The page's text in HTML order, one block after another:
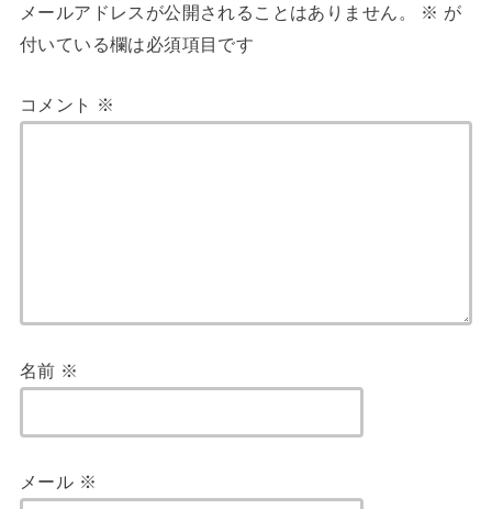
メールアドレスが公開されることはありません。 ※ が
付いている欄は必須項目です
コメント ※
名前 ※
メール ※